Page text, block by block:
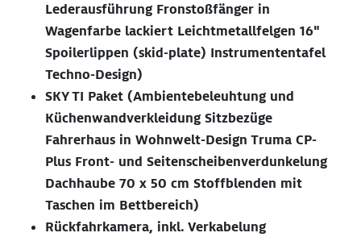
Lederausführung Fronstoßfänger in
Wagenfarbe lackiert Leichtmetallfelgen 16"
Spoilerlippen (skid-plate) Instrumententafel
Techno-Design)
SKY TI Paket (Ambientebeleuhtung und
Küchenwandverkleidung Sitzbezüge
Fahrerhaus in Wohnwelt-Design Truma CP-
Plus Front- und Seitenscheibenverdunkelung
Dachhaube 70 x 50 cm Stoffblenden mit
Taschen im Bettbereich)
Rückfahrkamera, inkl. Verkabelung